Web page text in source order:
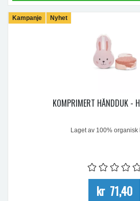
Kampanje Nyhet
KOMPRIMERT HÅNDDUK -
Laget av 100% organisk
kr 71,40